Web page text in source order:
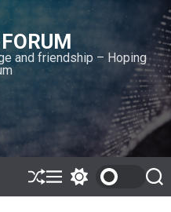
and friendship – Hoping
S
h
M
e
w
S
e